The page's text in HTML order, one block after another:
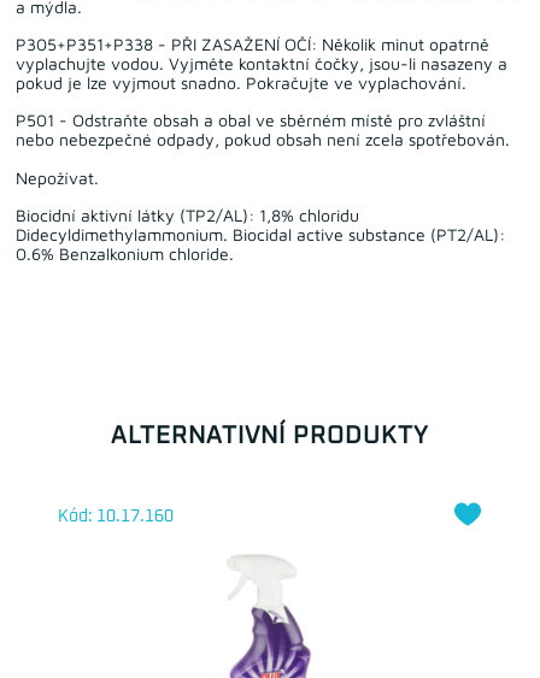
a mýdla.
P305+P351+P338 - PŘI ZASAŽENÍ OČÍ: Několik minut opatrně
vyplachujte vodou. Vyjměte kontaktní čočky, jsou-li nasazeny a
pokud je lze vyjmout snadno. Pokračujte ve vyplachování.
P501 - Odstraňte obsah a obal ve sběrném místě pro zvláštní
nebo nebezpečné odpady, pokud obsah není zcela spotřebován.
Nepožívat.
Biocidní aktivní látky (TP2/AL): 1,8% chloridu
Didecyldimethylammonium. Biocidal active substance (PT2/AL):
0.6% Benzalkonium chloride.
ALTERNATIVNÍ PRODUKTY
Kód: 10.17.160